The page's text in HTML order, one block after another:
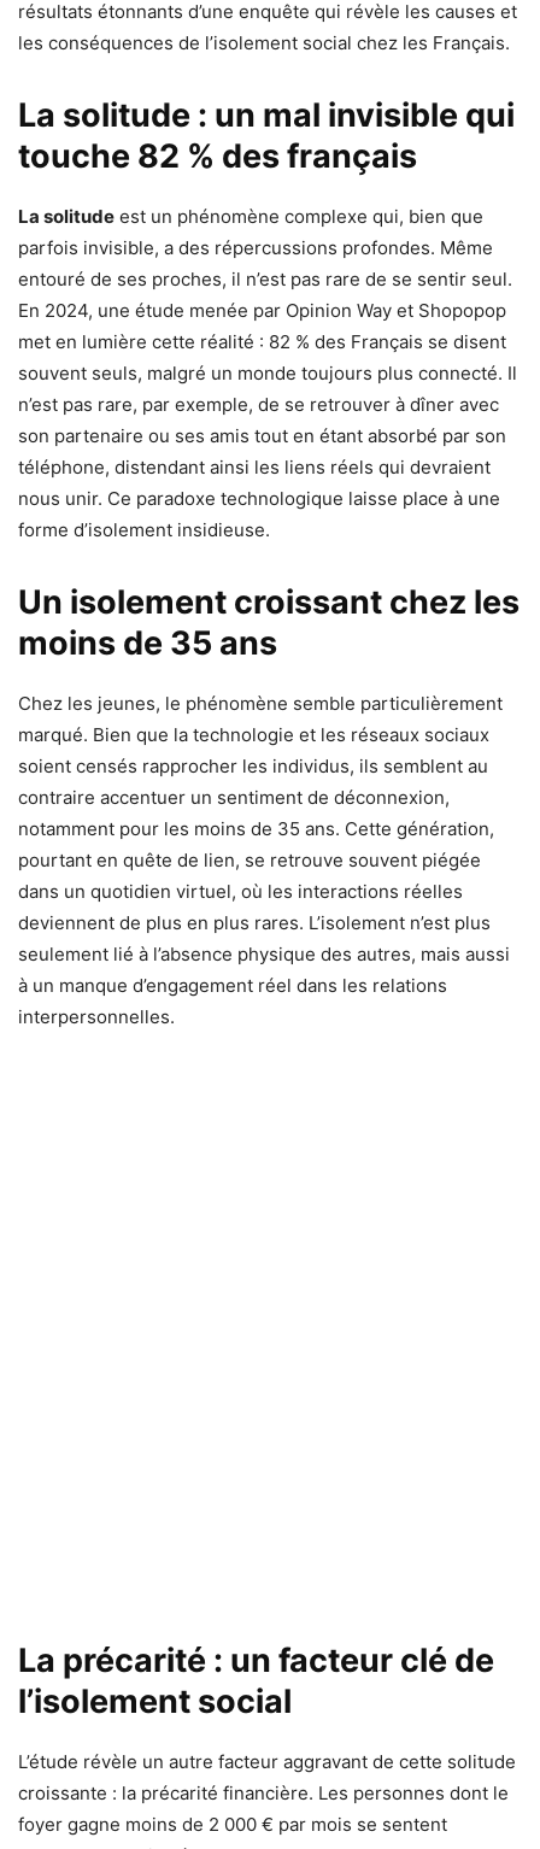
résultats étonnants d’une enquête qui révèle les causes et
les conséquences de l’isolement social chez les Français.
La solitude : un mal invisible qui
touche 82 % des français
La solitude est un phénomène complexe qui, bien que
parfois invisible, a des répercussions profondes. Même
entouré de ses proches, il n’est pas rare de se sentir seul.
En 2024, une étude menée par Opinion Way et Shopopop
met en lumière cette réalité : 82 % des Français se disent
souvent seuls, malgré un monde toujours plus connecté. Il
n’est pas rare, par exemple, de se retrouver à dîner avec
son partenaire ou ses amis tout en étant absorbé par son
téléphone, distendant ainsi les liens réels qui devraient
nous unir. Ce paradoxe technologique laisse place à une
forme d’isolement insidieuse.
Un isolement croissant chez les
moins de 35 ans
Chez les jeunes, le phénomène semble particulièrement
marqué. Bien que la technologie et les réseaux sociaux
soient censés rapprocher les individus, ils semblent au
contraire accentuer un sentiment de déconnexion,
notamment pour les moins de 35 ans. Cette génération,
pourtant en quête de lien, se retrouve souvent piégée
dans un quotidien virtuel, où les interactions réelles
deviennent de plus en plus rares. L’isolement n’est plus
seulement lié à l’absence physique des autres, mais aussi
à un manque d’engagement réel dans les relations
interpersonnelles.
La précarité : un facteur clé de
l’isolement social
L’étude révèle un autre facteur aggravant de cette solitude
croissante : la précarité financière. Les personnes dont le
foyer gagne moins de 2 000 € par mois se sentent